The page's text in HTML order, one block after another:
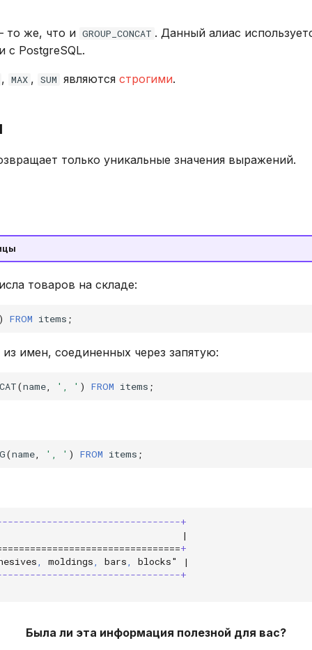
то же, что и GROUP_CONCAT . Данный алиас
с PostgreSQL.
, MAX , SUM являются строгими.
только уникальные значения выражений.
товаров на складе:
) FROM items ;
имен, соединенных через запятую:
(name ', ' ) FROM items ;
(name ', ' ) FROM items ;
+
|
+
moldings bars
blocks" |
+
Была ли эта информация полезной для вас?